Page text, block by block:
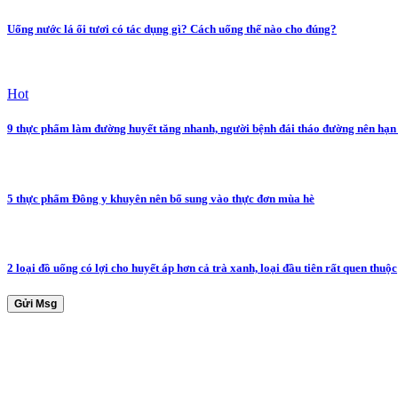
Uống nước lá ổi tươi có tác dụng gì? Cách uống thế nào cho đúng?
Hot
9 thực phẩm làm đường huyết tăng nhanh, người bệnh đái tháo đường nên hạn
5 thực phẩm Đông y khuyên nên bổ sung vào thực đơn mùa hè
2 loại đồ uống có lợi cho huyết áp hơn cả trà xanh, loại đầu tiên rất quen thuộc
Gửi Msg